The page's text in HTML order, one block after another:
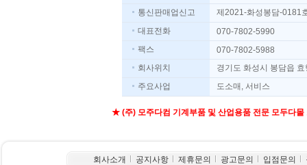
통신판매업신고
제2021-화성봉담-0181
대표전화
070-7802-5990
팩스
070-7802-5988
회사위치
경기도화성시봉담읍
주요사업
도소매,서비스
★(주)모주다컴기계부품및산업용품전문모두다
회사소개 공지사항 제휴문의 광고문의 입점문의